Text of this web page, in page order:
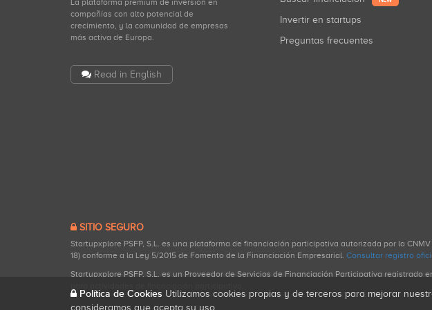
La plataforma premium de inversión en
compañías con alto potencial de
crecimiento, y la comunidad de empresas
más activa de Europa.
Read in English
Invertir en startups
Preguntas frecuentes
SITIO SEGURO
Startupxplore PSFP, S.L. es una plataforma de financiación participativa autorizada por la CNMV
18) conforme a la Ley 5/2015 de Fomento de la Financiación Empresarial. Consultar registro
Startupxplore PSFP, S.L. es un Proveedor de Servicios de Financiación Participativa registrado
Política de Cookies Utilizamos cookies propias y de terceros para mejorar
consideramos que acepta su uso.